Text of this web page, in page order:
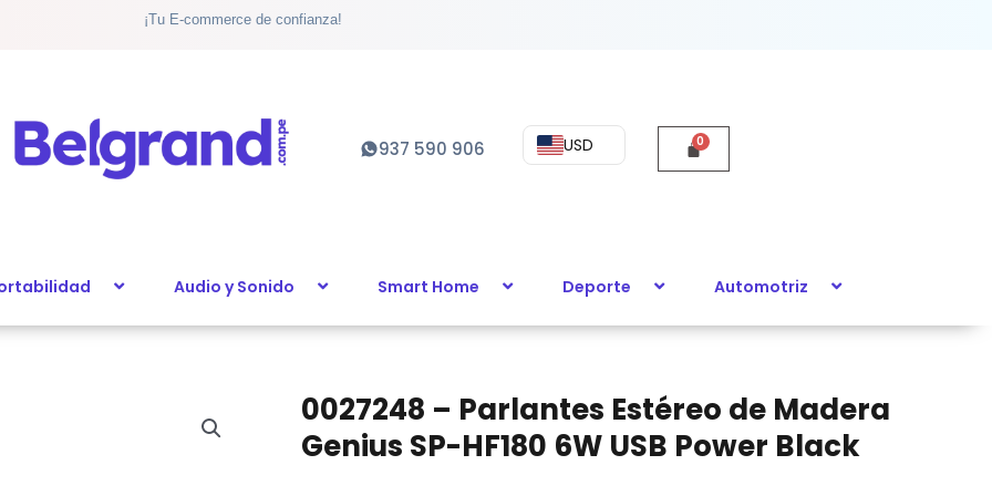
¡Tu E-commerce de confianza!
937 590 906 USD
Audio y Sonido Smart Home Deporte Automotriz
0027248 – Parlantes Estéreo de Madera
Genius SP-HF180 6W USB Power Black